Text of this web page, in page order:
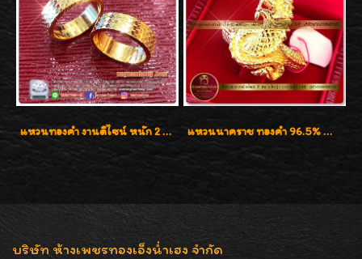
แหวนทองคำ งานดีไซน์ หนัก 2 สลึง เงาวิ้บวั้บ แหวนนาคราช ทองคำ 96.5% น้ำหนัก 1 บาท (15.2g)
บริษัท ห้างเพชรทองเอ็งน่ำเฮง จำกัด